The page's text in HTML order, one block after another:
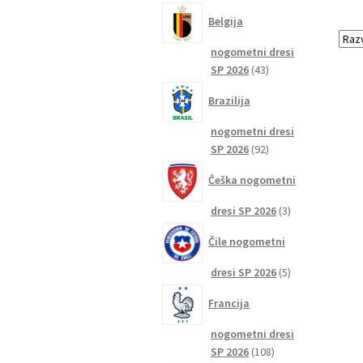
Belgija
nogometni dresi
SP 2026 4343
Brazilija
nogometni dresi
SP 2026 9292
Češka nogometni
dresi SP 2026 33
Čile nogometni
dresi SP 2026 55
Francija
nogometni dresi
SP 2026 108108